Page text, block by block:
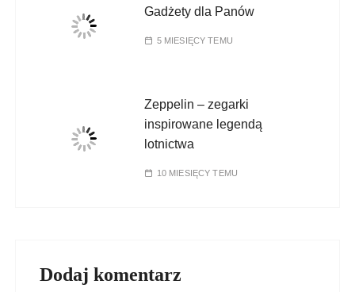
Gadżety dla Panów
5 MIESIĘCY TEMU
Zeppelin – zegarki
inspirowane legendą
lotnictwa
10 MIESIĘCY TEMU
Dodaj komentarz